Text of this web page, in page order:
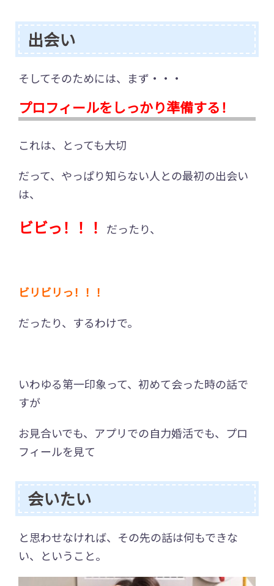
出会い
そしてそのためには、まず・・・
プロフィールをしっかり準備する！
これは、とっても大切
だって、やっぱり知らない人との最初の出会い
は、
ビビっ！！！ だったり、
ビリビリっ！！！
だったり、するわけで。
いわゆる第一印象って、初めて会った時の話で
すが
お見合いでも、アプリでの自力婚活でも、プロ
フィールを見て
会いたい
と思わせなければ、その先の話は何もできな
い、ということ。